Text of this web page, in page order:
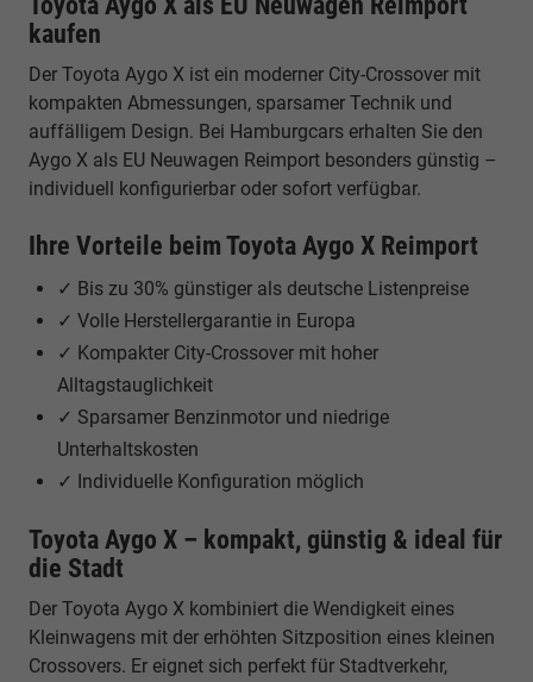
kaufen
Der Toyota Aygo X ist ein moderner City-Crossover mit
kompakten Abmessungen, sparsamer Technik und
auffälligem Design. Bei Hamburgcars erhalten Sie den
Aygo X als EU Neuwagen Reimport besonders günstig –
individuell konfigurierbar oder sofort verfügbar.
Ihre Vorteile beim Toyota Aygo X Reimport
✓ Bis zu 30% günstiger als deutsche Listenpreise
✓ Volle Herstellergarantie in Europa
✓ Kompakter City-Crossover mit hoher
Alltagstauglichkeit
✓ Sparsamer Benzinmotor und niedrige
Unterhaltskosten
✓ Individuelle Konfiguration möglich
Toyota Aygo X – kompakt, günstig & ideal für
die Stadt
Der Toyota Aygo X kombiniert die Wendigkeit eines
Kleinwagens mit der erhöhten Sitzposition eines kleinen
Crossovers. Er eignet sich perfekt für Stadtverkehr,